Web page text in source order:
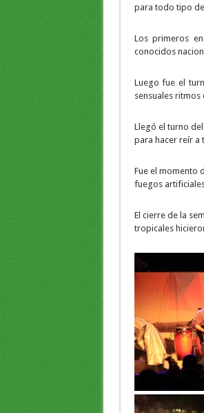
para todo tipo
Los primeros
conocidos
Luego fue el
sensuales ritmos
Llegó el turno
para hacer reír a
Fue el momento
fuegos
El cierre de la
tropicales